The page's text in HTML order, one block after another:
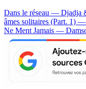
Dans le réseau — Djadja
âmes solitaires (Part. 1)
Ne Ment Jamais —